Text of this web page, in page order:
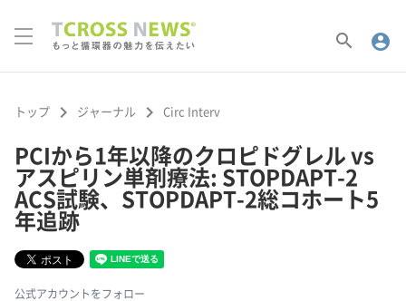
search account_circle
トップ keyboard_arrow_right ジャーナル keyboard_arrow_right Circ Interv
PCIから1年以降のクロピドグレル vs
アスピリン単剤療法: STOPDAPT-2
ACS試験、STOPDAPT-2総コホート5
年追跡
公式アカウントをフォロー